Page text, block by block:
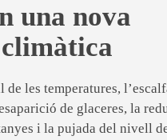
una nova
de les temperatures,
de glaceres, la
i la pujada del nivell